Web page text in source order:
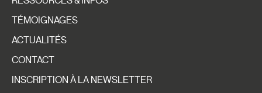
TÉMOIGNAGES
ACTUALITÉS
CONTACT
INSCRIPTION À LA NEWSLETTER